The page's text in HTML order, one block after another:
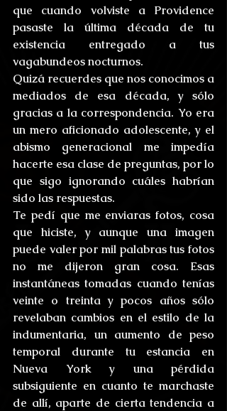
que cuando volviste a Providence
pasaste la última década de tu
existencia entregado a tus
vagabundeos nocturnos.
Quizá recuerdes que nos conocimos a
mediados de esa década, y sólo
gracias a la correspondencia. Yo era
un mero aficionado adolescente, y el
abismo generacional me impedía
hacerte esa clase de preguntas, por lo
que sigo ignorando cuáles habrían
sido las respuestas.
Te pedí que me enviaras fotos, cosa
que hiciste, y aunque una imagen
puede valer por mil palabras tus fotos
no me dijeron gran cosa. Esas
instantáneas tomadas cuando tenías
veinte o treinta y pocos años sólo
revelaban cambios en el estilo de la
indumentaria, un aumento de peso
temporal durante tu estancia en
Nueva York y una pérdida
subsiguiente en cuanto te marchaste
de allí, aparte de cierta tendencia a